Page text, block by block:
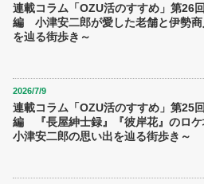
連載コラム「OZU活のすすめ」第26
編 小津安二郎が愛した老舗と伊勢商
を辿る街歩き～
2026/7/9
連載コラム「OZU活のすすめ」第25
編 『長屋紳士録』『彼岸花』のロケ
小津安二郎の思い出を辿る街歩き～